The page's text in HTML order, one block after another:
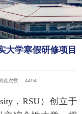
大学寒假研修项目
览次数： 4494
，RSU）创立于